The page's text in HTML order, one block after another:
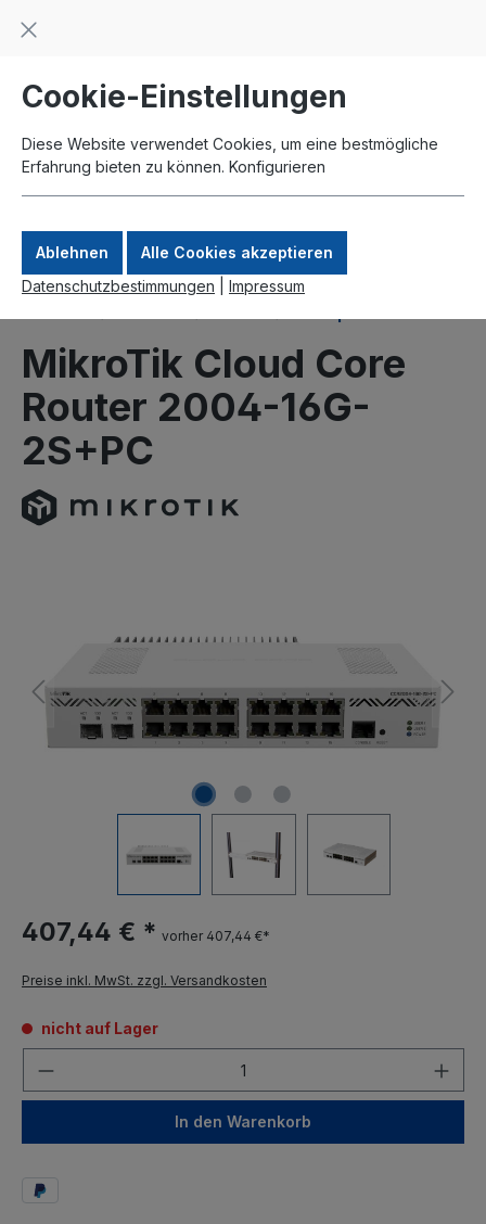
springen
Zahlung per Paypal
MikroTik Cloud Core
Router 2004-16G-
2S+PC
407,44 € * vorher 407,44 €*
Preise inkl. MwSt. zzgl. Versandkosten
nicht auf Lager
In den Warenkorb
Cookie-Einstellungen
Diese Website verwendet Cookies, um eine bestmögliche
Erfahrung bieten zu können. Konfigurieren
Ablehnen
Alle Cookies akzeptieren
Datenschutzbestimmungen
Impressum